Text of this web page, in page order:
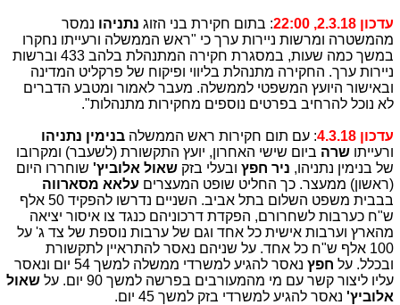
עדכון 2.3.18, 22:00 : בתום חקירת בני הזוג נתניהו נמסר
מהמשטרה ומרשות ניירות ערך כי "ראש הממשלה ורעייתו נחקרו
במשך כמה שעות, במסגרת חקירה המתנהלת בלהב 433 וברשות
ניירות ערך. החקירה מתנהלת בליווי ופיקוח של פרקליט המדינה
ובאישור היועץ המשפטי לממשלה. מעבר לאמור ומטבע הדברים
לא נוכל להרחיב בפרטים נוספים מחקירות מתנהלות".
עדכון 4.3.18 : עם תום חקירות ראש הממשלה בנימין נתניהו
ורעייתו שרה ביום שישי האחרון, יועץ התקשורת (לשעבר) ומקרובו
של בנימין נתניהו, ניר חפץ ובעלי בזק שאול אלוביץ' שוחררו היום
(ראשון) ממעצר. כך החליט שופט המעצרים עלאא מסארווה
בבבית משפט השלום בתל אביב. השניים נדרשו להפקיד 50 אלף
ש"ח כערבות לשחרורם, הפקדת דרכוניהם כנגד צו איסור יציאה
מהארץ וערבות אישית כל אחד וגם של ערבות נוספת של צד ג' על
100 אלף ש"ח כל אחד. על שניהם נאסר להתראיין לתקשורת
ובכלל. על חפץ
נאסר להגיע למשרדי ממשלה למשך 54 יום ונאסר
עליו ליצור קשר עם מי מהמעורבים בפרשה למשך 90 יום. על
שאול
אלוביץ' נאסר להגיע למשרדי בזק למשך 45 יום.